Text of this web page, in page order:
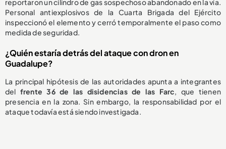
reportaron un cilindro de gas sospechoso abandonado en la vía.
Personal antiexplosivos de la Cuarta Brigada del Ejército
inspeccionó el elemento y cerró temporalmente el paso como
medida de seguridad.
¿Quién estaría detrás del ataque con dron en
Guadalupe?
La principal hipótesis de las autoridades apunta a integrantes
del frente 36 de las disidencias de las Farc, que tienen
presencia en la zona. Sin embargo, la responsabilidad por el
ataque todavía está siendo investigada.